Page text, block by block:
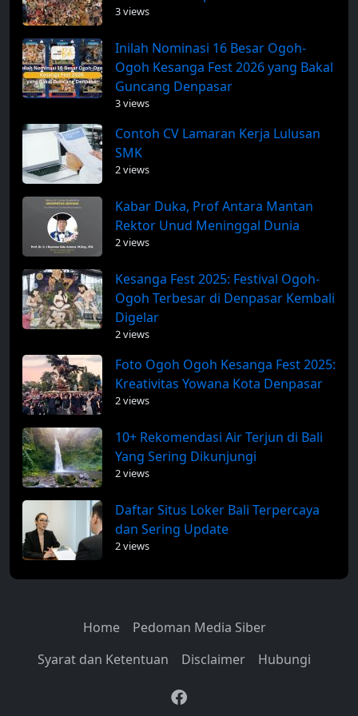
3 views
Inilah Nominasi 16 Besar Ogoh-
Ogoh Kesanga Fest 2026 yang Bakal
Guncang Denpasar
3 views
Contoh CV Lamaran Kerja Lulusan
SMK
2 views
Kabar Duka, Prof Antara Mantan
Rektor Unud Meninggal Dunia
2 views
Kesanga Fest 2025: Festival Ogoh-
Ogoh Terbesar di Denpasar Kembali
Digelar
2 views
Foto Ogoh Ogoh Kesanga Fest 2025:
Kreativitas Yowana Kota Denpasar
2 views
10+ Rekomendasi Air Terjun di Bali
Yang Sering Dikunjungi
2 views
Daftar Situs Loker Bali Terpercaya
dan Sering Update
2 views
Home
Pedoman Media Siber
Syarat dan Ketentuan
Disclaimer Hubungi